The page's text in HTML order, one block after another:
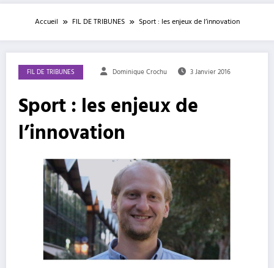
Accueil FIL DE TRIBUNES Sport : les enjeux de l’innovation
FIL DE TRIBUNES Dominique Crochu 3 Janvier 2016
Sport : les enjeux de
l’innovation